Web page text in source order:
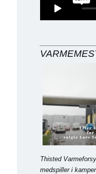
Thisted
medspiller i